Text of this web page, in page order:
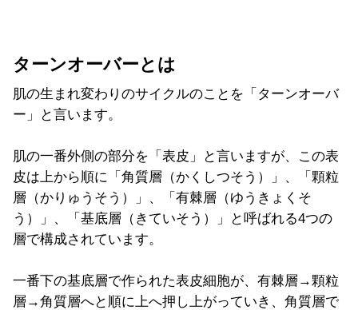
ターンオーバーとは
肌の生まれ変わりのサイクルのことを「ターンオーバ
ー」と言います。
肌の一番外側の部分を「表皮」と言いますが、この表
皮は上から順に「角質層（かくしつそう）」、「顆粒
層（かりゅうそう）」、「有棘層（ゆうきょくそ
う）」、「基底層（きていそう）」と呼ばれる4つの
層で構成されています。
一番下の基底層で作られた表皮細胞が、有棘層→顆粒
層→角質層へと順に上へ押し上がっていき、角質層で